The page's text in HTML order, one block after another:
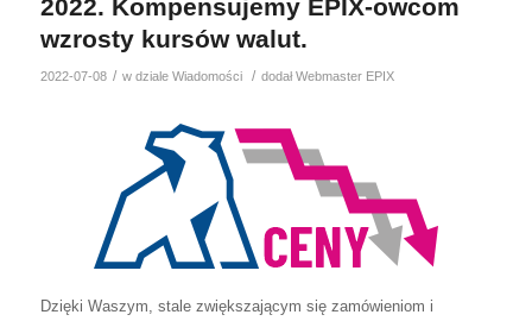
2022. Kompensujemy EPIX-owcom
wzrosty kursów walut.
2022-07-08 / w dziale Wiadomości / dodałWebmaster EPIX
Dzięki Waszym, stale zwiększającym się zamówieniom i